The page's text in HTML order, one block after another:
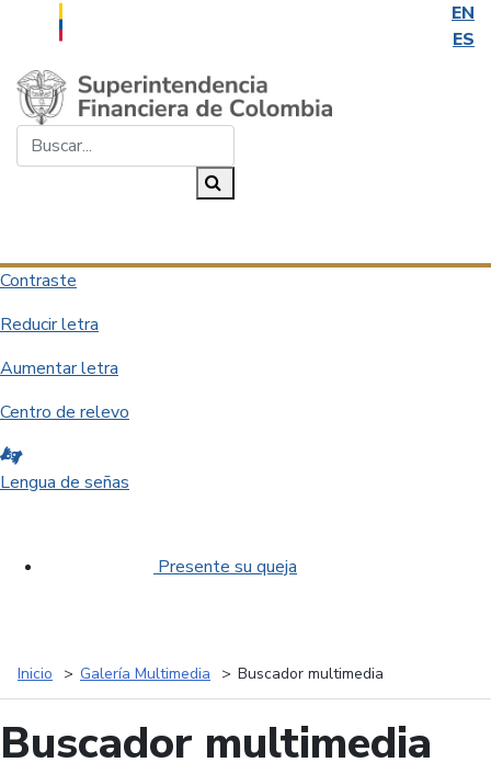
EN
ES
Saltar al contenido principal
Contraste
Reducir letra
Aumentar letra
Centro de relevo
Lengua de señas
Presente su queja
Inicio Galería Multimedia Buscador multimedia
Buscador multimedia